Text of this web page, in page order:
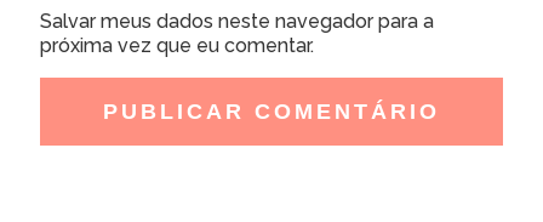
Salvar meus dados neste navegador para a
próxima vez que eu comentar.